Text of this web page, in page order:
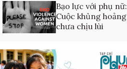
Bạo lực với phụ nữ:
Cuộc khủng hoảng
chưa chịu lùi